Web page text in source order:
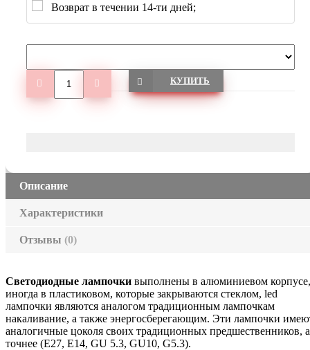
Возврат в течении 14-ти дней;
КУПИТЬ
Описание
Характеристики
Отзывы (0)
Светодиодные лампочки выполнены в алюминиевом корпусе,
иногда в пластиковом, которые закрываются стеклом, led
лампочки являются аналогом традиционным лампочкам
накаливание, а также энергосберегающим. Эти лампочки
аналогичные цоколя своих традиционных предшественников, а
точнее (Е27, Е14, GU 5.3, GU10, G5.3).